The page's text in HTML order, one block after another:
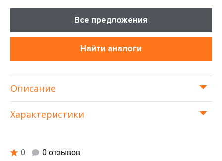
Все предложения
Найти аналоги
Описание
Характеристики
0 0 отзывов